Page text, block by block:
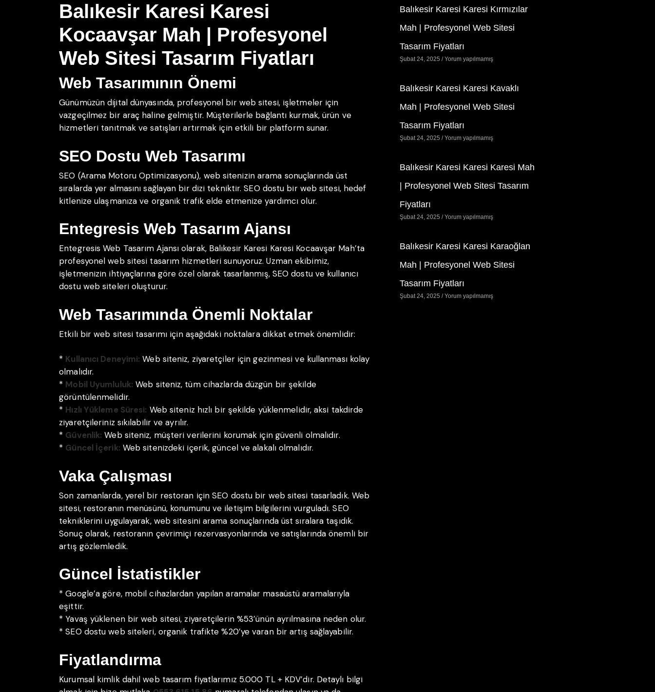
Balıkesir Karesi Karesi
Kocaavşar Mah | Profesyonel
Web Sitesi Tasarım Fiyatları
Web Tasarımının Önemi
Günümüzün dijital dünyasında, profesyonel bir web sitesi, işletmeler için
vazgeçilmez bir araç haline gelmiştir. Müşterilerle bağlantı kurmak, ürün ve
hizmetleri tanıtmak ve satışları artırmak için etkili bir platform sunar.
SEO Dostu Web Tasarımı
SEO (Arama Motoru Optimizasyonu), web sitenizin arama sonuçlarında üst
sıralarda yer almasını sağlayan bir dizi tekniktir. SEO dostu bir web sitesi, hedef
kitlenize ulaşmanıza ve organik trafik elde etmenize yardımcı olur.
Entegresis Web Tasarım Ajansı
Entegresis Web Tasarım Ajansı olarak, Balıkesir Karesi Karesi Kocaavşar Mah’ta
profesyonel web sitesi tasarım hizmetleri sunuyoruz. Uzman ekibimiz,
işletmenizin ihtiyaçlarına göre özel olarak tasarlanmış, SEO dostu ve kullanıcı
dostu web siteleri oluşturur.
Web Tasarımında Önemli Noktalar
Etkili bir web sitesi tasarımı için aşağıdaki noktalara dikkat etmek önemlidir:
* Kullanıcı Deneyimi: Web siteniz, ziyaretçiler için gezinmesi ve kullanması kolay
olmalıdır.
* Mobil Uyumluluk: Web siteniz, tüm cihazlarda düzgün bir şekilde
görüntülenmelidir.
* Hızlı Yükleme Süresi: Web siteniz hızlı bir şekilde yüklenmelidir, aksi takdirde
ziyaretçileriniz sıkılabilir ve ayrılır.
* Güvenlik: Web siteniz, müşteri verilerini korumak için güvenli olmalıdır.
* Güncel İçerik: Web sitenizdeki içerik, güncel ve alakalı olmalıdır.
Vaka Çalışması
Son zamanlarda, yerel bir restoran için SEO dostu bir web sitesi tasarladık. Web
sitesi, restoranın menüsünü, konumunu ve iletişim bilgilerini vurguladı. SEO
tekniklerini uygulayarak, web sitesini arama sonuçlarında üst sıralara taşıdık.
Sonuç olarak, restoranın çevrimiçi rezervasyonlarında ve satışlarında önemli bir
artış gözlemledik.
Güncel İstatistikler
* Google’a göre, mobil cihazlardan yapılan aramalar masaüstü aramalarıyla
eşittir.
* Yavaş yüklenen bir web sitesi, ziyaretçilerin %53’ünün ayrılmasına neden olur.
* SEO dostu web siteleri, organik trafikte %20’ye varan bir artış sağlayabilir.
Fiyatlandırma
Kurumsal kimlik dahil web tasarım fiyatlarımız 5.000 TL + KDV’dir. Detaylı bilgi
Balıkesir Karesi Karesi Kırmızılar
Mah | Profesyonel Web Sitesi
Tasarım Fiyatları
Şubat 24, 2025 Yorum yapılmamış
Balıkesir Karesi Karesi Kavaklı
Mah | Profesyonel Web Sitesi
Tasarım Fiyatları
Şubat 24, 2025 Yorum yapılmamış
Balıkesir Karesi Karesi Karesi Mah
| Profesyonel Web Sitesi Tasarım
Fiyatları
Şubat 24, 2025 Yorum yapılmamış
Balıkesir Karesi Karesi Karaoğlan
Mah | Profesyonel Web Sitesi
Tasarım Fiyatları
Şubat 24, 2025 Yorum yapılmamış